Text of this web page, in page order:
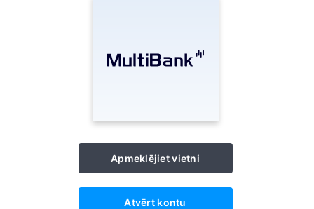
Apmeklējiet vietni
Atvērt kontu